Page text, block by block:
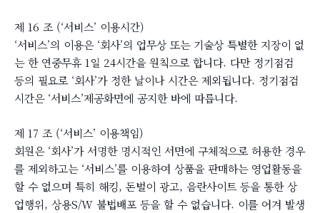
제 16 조 (‘서비스’ 이용시간)
‘서비스’의 이용은 ‘회사’의 업무상 또는 기술상 특별한 지장이 없
는 한 연중무휴 1일 24시간을 원칙으로 합니다. 다만 정기점검
등의 필요로 ‘회사’가 정한 날이나 시간은 제외됩니다. 정기점검
시간은 ‘서비스’제공화면에 공지한 바에 따릅니다.
제 17 조 (‘서비스’ 이용책임)
회원은 ‘회사’가 서명한 명시적인 서면에 구체적으로 허용한 경우
를 제외하고는 ‘서비스’를 이용하여 상품을 판매하는 영업활동을
할 수 없으며 특히 해킹, 돈벌이 광고, 음란사이트 등을 통한 상
업행위, 상용S/W 불법배포 등을 할 수 없습니다. 이를 어겨 발생